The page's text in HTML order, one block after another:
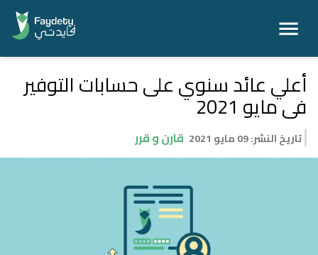
أعلي عائد سنوي على حسابات التوفير
فى مايو 2021
تاريخ النشر:09 مايو 2021 قارن و قرر